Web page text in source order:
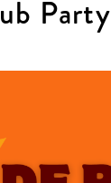
Party